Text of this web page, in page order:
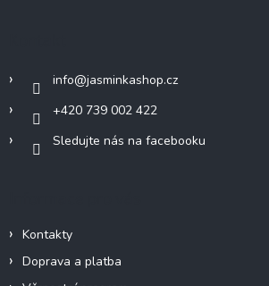
info@jasminkashop.cz
+420 739 002 422
Sledujte nás na facebooku
Kontakty
Doprava a platba